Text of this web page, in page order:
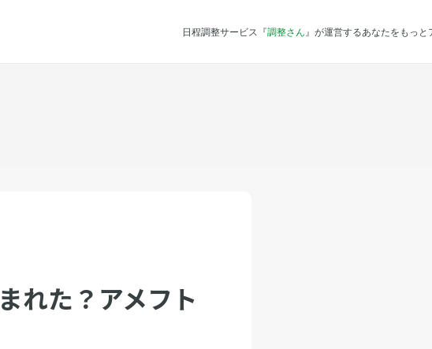
日程調整サービス『調整さん 』が運営するあなたをもっ
れた？アメフト